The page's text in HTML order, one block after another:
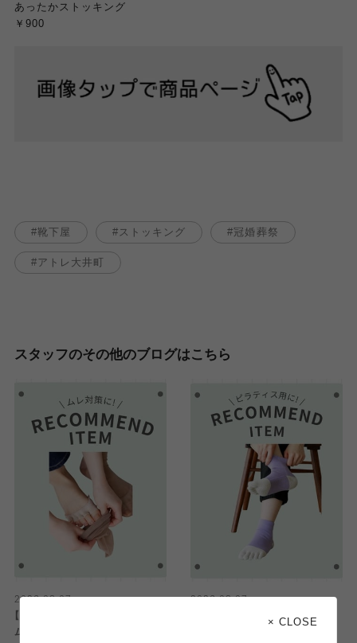
あったかストッキング
￥900
靴下屋 ストッキング 冠婚葬祭
アトレ大井町
スタッフのその他のブログはこちら
2026.08.07
【オススメ】足指のムレ対策アイテ
ム！
2026.08.07
【おすすめ】フィットネスソックス！
× CLOSE